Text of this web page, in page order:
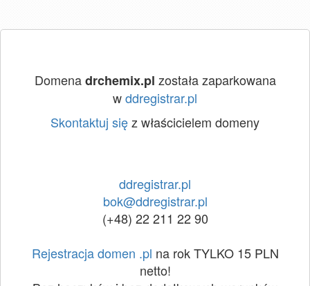
Domenadrchemix.pl została zaparkowana
wddregistrar.pl
Skontaktuj sięz właścicielem domeny
ddregistrar.pl
bok@ddregistrar.pl
(+48) 22 211 22 90
Rejestracja domen .pl na rok TYLKO 15 PLN
netto!